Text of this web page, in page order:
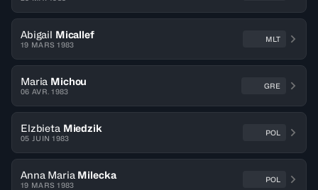
Abigail Micallef
19 MARS 1983
MLT
Maria Michou
06 AVR. 1983
GRE
Elzbieta Miedzik
05 JUIN 1983
POL
Anna Maria Milecka
19 MARS 1983
POL